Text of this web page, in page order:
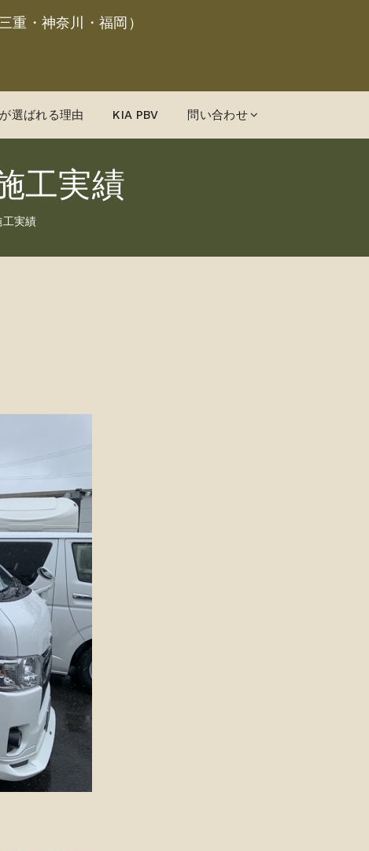
重・神奈川・福岡）
選ばれる理由 KIA PBV 問い合わせ
工実績
工実績